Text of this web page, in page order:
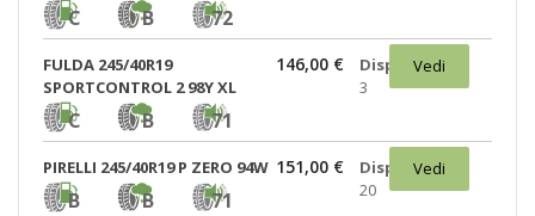
C B 72
FULDA 245/40R19
SPORTCONTROL 2 98Y XL
C B 71
146,00 €
Disponibili:
3
Vedi
PIRELLI 245/40R19 P ZERO 94W
B B 71
151,00 €
Disponibili:
20
Vedi